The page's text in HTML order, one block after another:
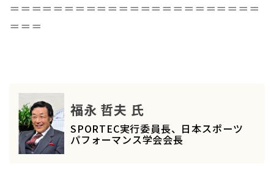
＝＝＝＝＝＝＝＝＝＝＝＝＝＝＝＝＝＝＝＝＝＝＝
＝＝＝
福永 哲夫 氏
SPORTEC実行委員長、日本スポーツ
パフォーマンス学会会長